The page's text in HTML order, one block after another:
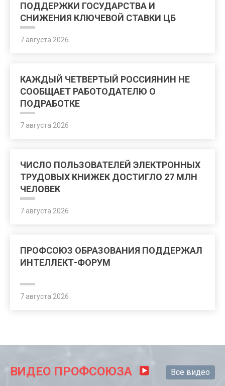
ПОДДЕРЖКИ ГОСУДАРСТВА И
СНИЖЕНИЯ КЛЮЧЕВОЙ СТАВКИ ЦБ
7 августа 2026
КАЖДЫЙ ЧЕТВЕРТЫЙ РОССИЯНИН НЕ
СООБЩАЕТ РАБОТОДАТЕЛЮ О
ПОДРАБОТКЕ
7 августа 2026
ЧИСЛО ПОЛЬЗОВАТЕЛЕЙ ЭЛЕКТРОННЫХ
ТРУДОВЫХ КНИЖЕК ДОСТИГЛО 27 МЛН
ЧЕЛОВЕК
7 августа 2026
ПРОФСОЮЗ ОБРАЗОВАНИЯ ПОДДЕРЖАЛ
ИНТЕЛЛЕКТ-ФОРУМ
7 августа 2026
ВИДЕО ПРОФСОЮЗА Все видео